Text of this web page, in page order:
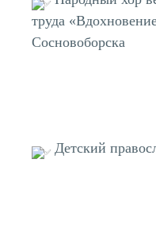
труда
Сосновоборска
Детский